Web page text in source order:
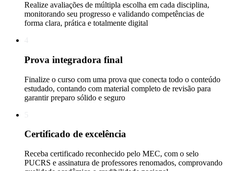
Realize avaliações de múltipla escolha em cada disciplina,
monitorando seu progresso e validando competências de
forma clara, prática e totalmente digital
Prova integradora final
Finalize o curso com uma prova que conecta todo o conteúdo
estudado, contando com material completo de revisão para
garantir preparo sólido e seguro
Certificado de excelência
Receba certificado reconhecido pelo MEC, com o selo
PUCRS e assinatura de professores renomados, comprovando